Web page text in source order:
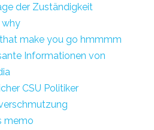
der Zuständigkeit
why
make you go hmmmm
Informationen von
CSU Politiker
memo